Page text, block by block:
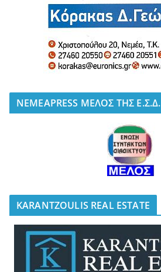
NEMEAPRESS ΜΕΛΟΣ ΤΗΣ Ε.Σ.Δ.
KARANTZOULIS REAL ESTATE